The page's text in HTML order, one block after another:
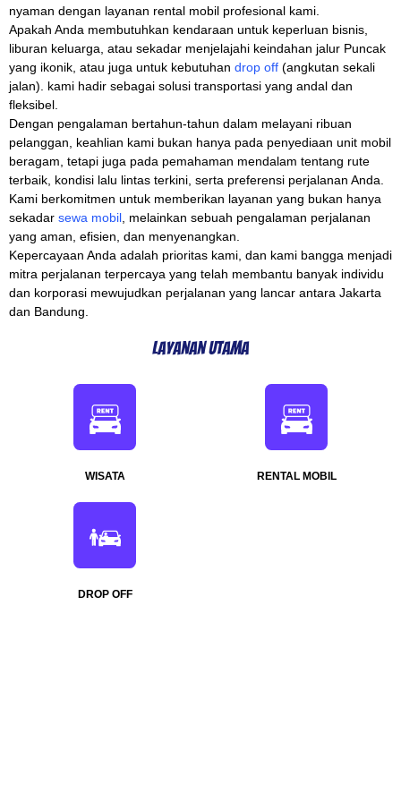
nyaman dengan layanan rental mobil profesional kami.
Apakah Anda membutuhkan kendaraan untuk keperluan bisnis,
liburan keluarga, atau sekadar menjelajahi keindahan jalur Puncak
yang ikonik, atau juga untuk kebutuhan drop off (angkutan sekali
jalan). kami hadir sebagai solusi transportasi yang andal dan
fleksibel.
Dengan pengalaman bertahun-tahun dalam melayani ribuan
pelanggan, keahlian kami bukan hanya pada penyediaan unit mobil
beragam, tetapi juga pada pemahaman mendalam tentang rute
terbaik, kondisi lalu lintas terkini, serta preferensi perjalanan Anda.
Kami berkomitmen untuk memberikan layanan yang bukan hanya
sekadar sewa mobil , melainkan sebuah pengalaman perjalanan
yang aman, efisien, dan menyenangkan.
Kepercayaan Anda adalah prioritas kami, dan kami bangga menjadi
mitra perjalanan terpercaya yang telah membantu banyak individu
dan korporasi mewujudkan perjalanan yang lancar antara Jakarta
dan Bandung.
Layanan Utama
WISATA RENTAL MOBIL
DROP OFF